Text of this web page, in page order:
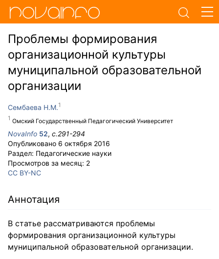
Проблемы формирования
организационной культуры
муниципальной образовательной
организации
Сембаева Н.М.
Омский Государственный Педагогический Университет
NovaInfo 52, с.291-294
Опубликовано 6 октября 2016
Раздел: Педагогические науки
Просмотров за месяц: 2
CC BY-NC
Аннотация
В статье рассматриваются проблемы
формирования организационной культуры
муниципальной образовательной организации.